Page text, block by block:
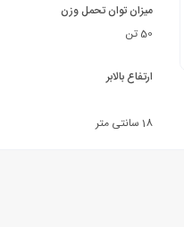
میزان توان تحمل وزن
50 تن
ارتفاع بالابر
18 سانتی‌ متر